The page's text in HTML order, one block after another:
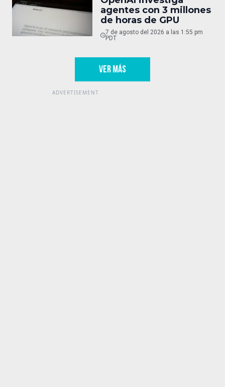
agentes con 3 millones
de horas de GPU
7 de agosto del 2026 a las 1:55 pm
PDT
VER MÁS